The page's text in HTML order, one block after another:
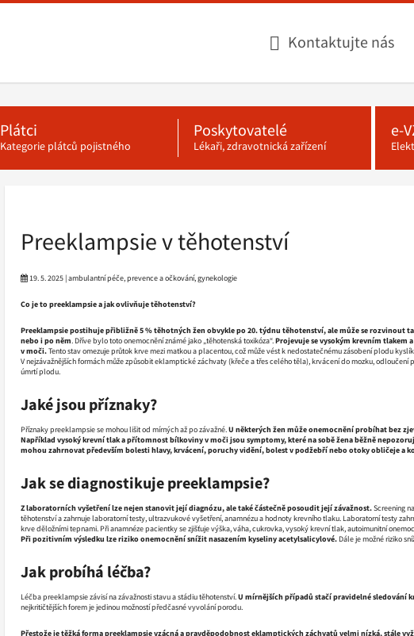
Kontaktujte nás
Plátci
Kategorie plátců pojistného
Poskytovatelé
Lékaři, zdravotnická zařízení
e-
Preeklampsie v těhotenství
19. 5. 2025 | ambulantní péče, prevence a očkování, gynekologie
Co je to preeklampsie a jak ovlivňuje těhotenství?
Preeklampsie postihuje přibližně 5 % těhotných žen obvykle po 20. týdnu těhotenství, ale může se rozvinout
nebo i po něm. Dříve bylo toto onemocnění známé jako „těhotenská toxikóza“.Projevuje se vysokým krevním
v moči.Tento stav omezuje průtok krve mezi matkou a placentou, což může vést k nedostatečnému zásobení plodu
V nejzávažnějších formách může způsobit eklamptické záchvaty (křeče a třes celého těla), krvácení do mozku, odloučení
úmrtí plodu.
Jaké jsou příznaky?
Příznaky preeklampsie se mohou lišit od mírných až po závažné.U některých žen může onemocnění probíhat bez
Například vysoký krevní tlak a přítomnost bílkoviny v moči jsou symptomy, které na sobě žena běžně
mohou zahrnovat především bolesti hlavy, krvácení, poruchy vidění, bolest v podžebří nebo otoky obličeje a
Jak se diagnostikuje preeklampsie?
Z laboratorních vyšetření lze nejen stanovit její diagnózu, ale také částečně posoudit její závažnost.Screening
těhotenství a zahrnuje laboratorní testy, ultrazvukové vyšetření, anamnézu a hodnoty krevního tlaku. Laboratorní testy
krve děložními tepnami. Při anamnéze pacientky se zjišťuje výška, váha, cukrovka, vysoký krevní tlak, autoimunitní
Při pozitivním výsledku lze riziko onemocnění snížit nasazením kyseliny acetylsalicylové. Dále je možné riziko
Jak probíhá léčba?
Léčba preeklampsie závisí na závažnosti stavu a stádiu těhotenství.U mírnějších případů stačí pravidelné sledování
nejkritičtějších forem je jedinou možností předčasné vyvolání porodu.
Přestože je těžká forma preeklampsie vzácná a pravděpodobnost eklamptických záchvatů velmi nízká, stále